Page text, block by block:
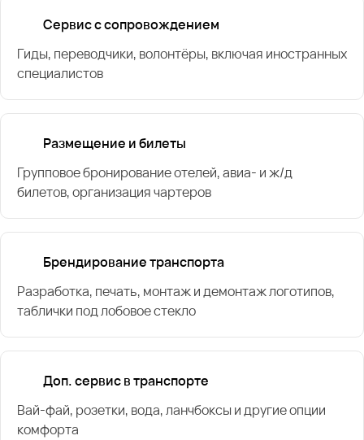
Сервис с сопровождением
Гиды, переводчики, волонтёры, включая иностранных
специалистов
Размещение и билеты
Групповое бронирование отелей, авиа- и ж/д
билетов, организация чартеров
Брендирование транспорта
Разработка, печать, монтаж и демонтаж логотипов,
таблички под лобовое стекло
Доп. сервис в транспорте
Вай-фай, розетки, вода, ланчбоксы и другие опции
комфорта